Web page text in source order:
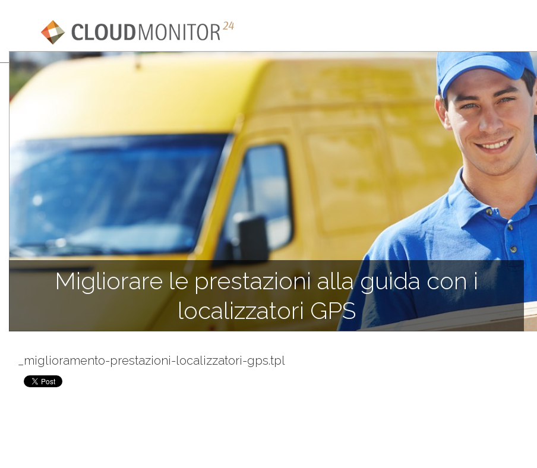
Migliorare le prestazioni alla guida con i
localizzatori GPS
_miglioramento-prestazioni-localizzatori-gps.tpl